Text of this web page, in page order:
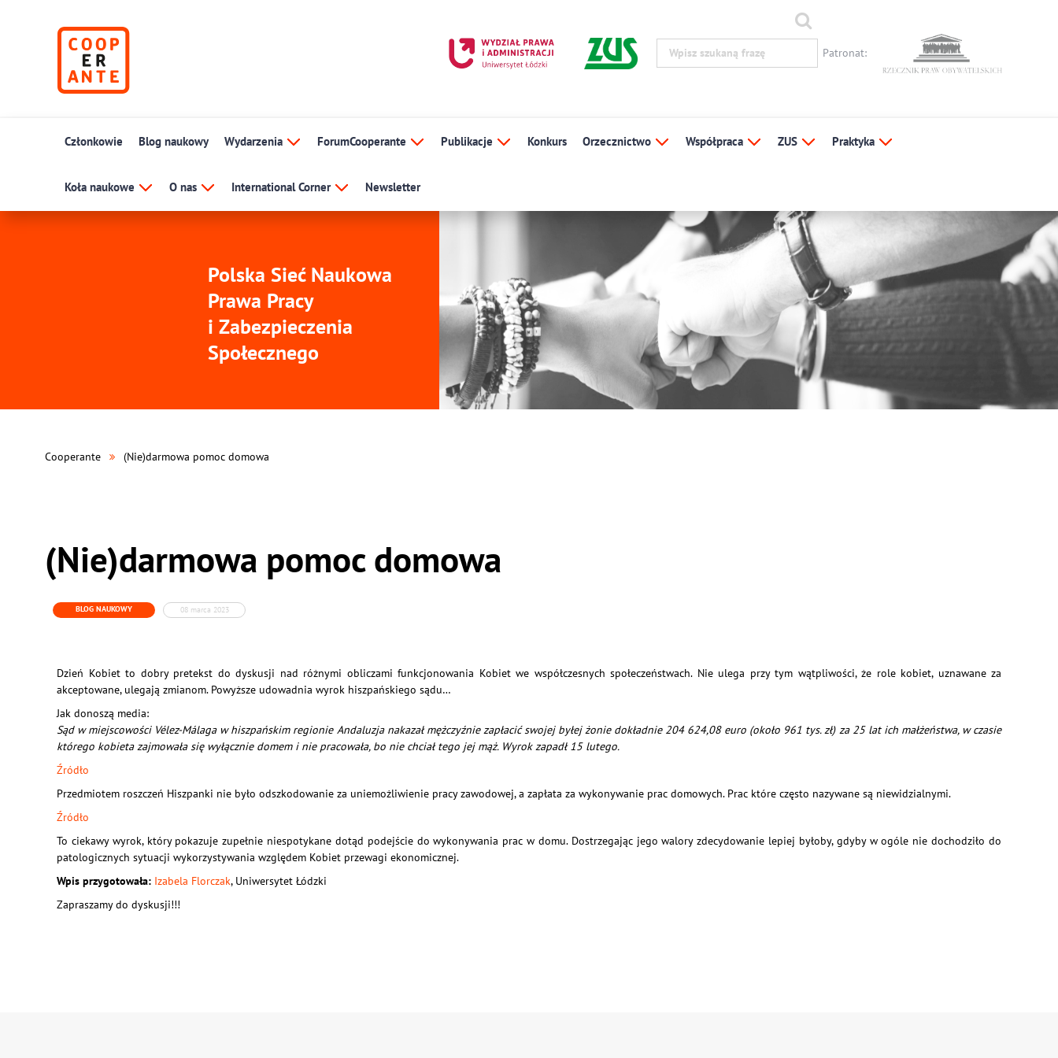
Patronat:
Członkowie Blog naukowy Wydarzenia ForumCooperante Publikacje Konkurs Orzecznictwo Współpraca ZUS Praktyka
Koła naukowe O nas International Corner Newsletter
Polska Sieć Naukowa
Prawa Pracy
i Zabezpieczenia
Społecznego
Cooperante (Nie)darmowa pomoc domowa
(Nie)darmowa pomoc domowa
BLOG NAUKOWY 08 marca 2023
Dzień Kobiet to dobry pretekst do dyskusji nad różnymi obliczami funkcjonowania Kobiet we współczesnych społeczeństwach. Nie ulega przy tym wątpliwości, że role kobiet, uznawane za
akceptowane, ulegają zmianom. Powyższe udowadnia wyrok hiszpańskiego sądu…
Jak donoszą media:
Sąd w miejscowości Vélez-Málaga w hiszpańskim regionie Andaluzja nakazał mężczyźnie zapłacić swojej byłej żonie dokładnie 204 624,08 euro (około 961 tys. zł) za 25 lat ich małżeństwa, w czasie
którego kobieta zajmowała się wyłącznie domem i nie pracowała, bo nie chciał tego jej mąż. Wyrok zapadł 15 lutego.
Źródło
Przedmiotem roszczeń Hiszpanki nie było odszkodowanie za uniemożliwienie pracy zawodowej, a zapłata za wykonywanie prac domowych. Prac które często nazywane są niewidzialnymi.
Źródło
To ciekawy wyrok, który pokazuje zupełnie niespotykane dotąd podejście do wykonywania prac w domu. Dostrzegając jego walory zdecydowanie lepiej byłoby, gdyby w ogóle nie dochodziło do
patologicznych sytuacji wykorzystywania względem Kobiet przewagi ekonomicznej.
Wpis przygotowała: Izabela Florczak, Uniwersytet Łódzki
Zapraszamy do dyskusji!!!